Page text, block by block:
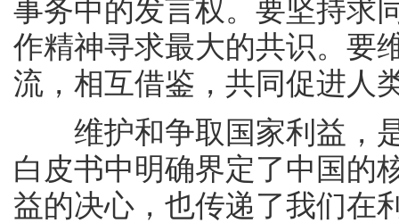
事务中的发言权。要坚持求
作精神寻求最大的共识。要
流，相互借鉴，共同促进人
维护和争取国家利益，是
白皮书中明确界定了中国的
益的决心，也传递了我们在